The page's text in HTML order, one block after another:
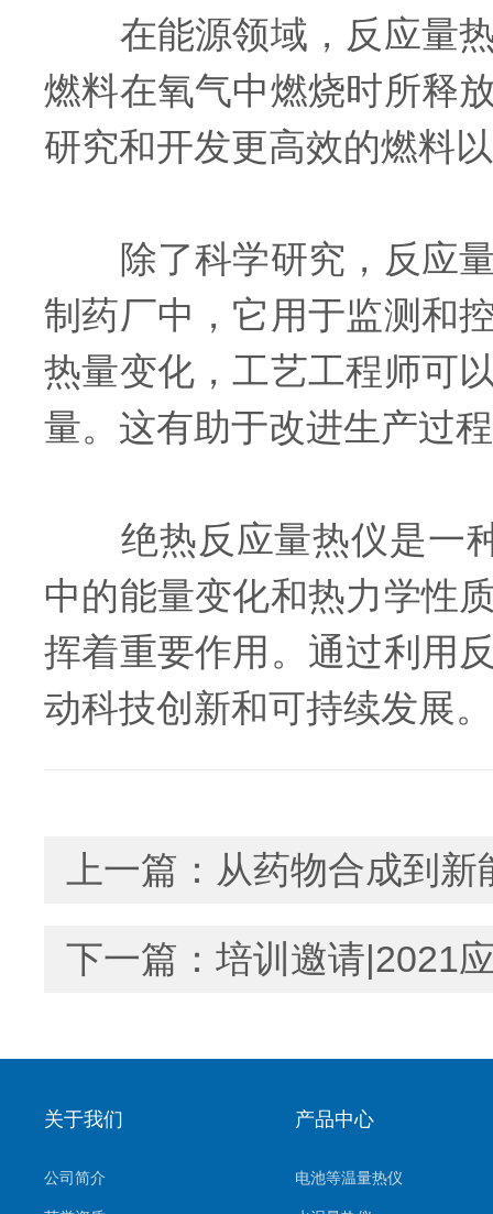
在能源领域，反应量热
燃料在氧气中燃烧时所释
研究和开发更高效的燃料
除了科学研究，反应量
制药厂中，它用于监测和
热量变化，工艺工程师可
量。这有助于改进生产过
绝热反应量热仪是一种
中的能量变化和热力学性
挥着重要作用。通过利用
动科技创新和可持续发展。
上一篇： 从药物合成到
下一篇： 培训邀请|2021
关于我们
公司简介
产品中心
电池等温量热仪